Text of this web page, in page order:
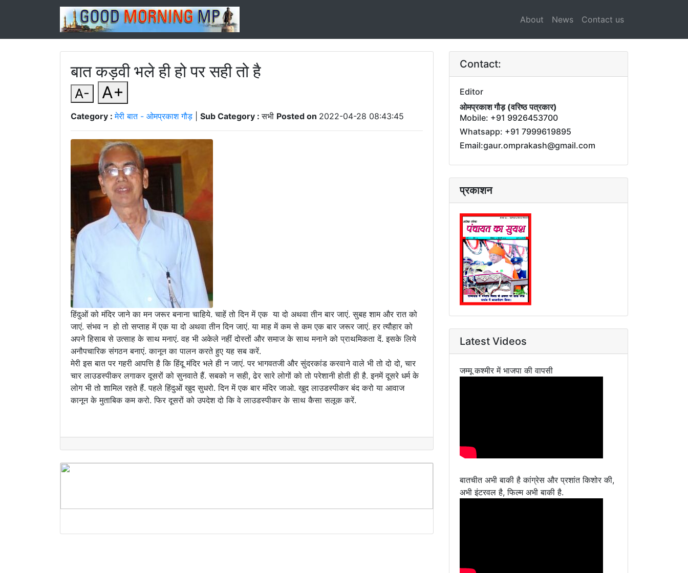
About News Contact us
बात कड़वी भले ही हो पर सही तो है
A- A+
Category :मेरी बात - ओमप्रकाश गौड़ Sub Category :सभी Posted on 2022-04-28 08:43:45
हिंदुओं को मंदिर जाने का मन जरूर बनाना चाहिये. चाहें तो दिन में एक या दो अथवा तीन बार जाएं. सुबह शाम और रात को
जाएं. संभव न हो तो सप्ताह में एक या दो अथवा तीन दिन जाएं. या माह में कम से कम एक बार जरूर जाएं. हर त्यौहार को
अपने हिसाब से उत्साह के साथ मनाएं. वह भी अकेले नहीं दोस्तों और समाज के साथ मनाने को प्राथमिकता दें. इसके लिये
अनौपचारिक संगठन बनाएं. कानून का पालन करते हुए यह सब करें.
मेरी इस बात पर गहरी आपत्ति है कि हिंदू मंदिर भले ही न जाएं. पर भागवतजी और सुंदरकांड करवाने वाले भी तो दो दो, चार
चार लाउडस्पीकर लगाकर दूसरों को सुनवाते हैं. सबको न सही, ढेर सारे लोगों को तो परेशानी होती ही है. इनमें दूसरे धर्म के
लोग भी तो शामिल रहते हैं. पहले हिंदुओं खुद सुधरो. दिन में एक बार मंदिर जाओ. खुद लाउडस्पीकर बंद करो या आवाज
कानून के मुताबिक कम करो. फिर दूसरों को उपदेश दो कि वे लाउडस्पीकर के साथ कैसा सलूक करें.
Contact:
Editor
ओमप्रकाश गौड़ (वरिष्ठ पत्रकार)
Mobile: +91 9926453700
Whatsapp: +91 7999619895
Email:gaur.omprakash@gmail.com
प्रकाशन
Latest Videos
जम्मू कश्मीर में भाजपा की वापसी
बातचीत अभी बाकी है कांग्रेस और प्रशांत किशोर की,
अभी इंटरवल है, फिल्म अभी बाकी है.